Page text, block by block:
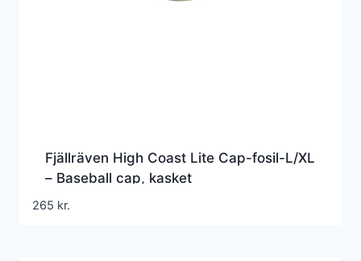
Fjällräven High Coast Lite Cap-fosil-L/XL
– Baseball cap, kasket
265 kr.